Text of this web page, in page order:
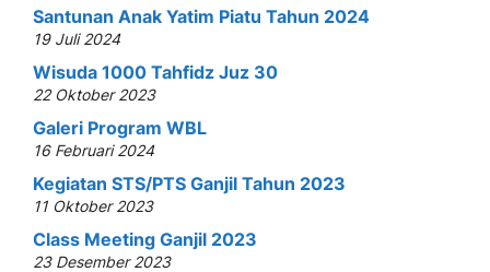
Santunan Anak Yatim Piatu Tahun 2024
19 Juli 2024
Wisuda 1000 Tahfidz Juz 30
22 Oktober 2023
Galeri Program WBL
16 Februari 2024
Kegiatan STS/PTS Ganjil Tahun 2023
11 Oktober 2023
Class Meeting Ganjil 2023
23 Desember 2023